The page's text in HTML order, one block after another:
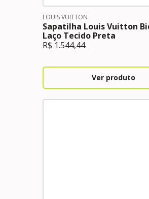
LOUIS VUITTON
Sapatilha Louis Vuitton
Laço Tecido Preta
R$ 1.544,44
Ver produto